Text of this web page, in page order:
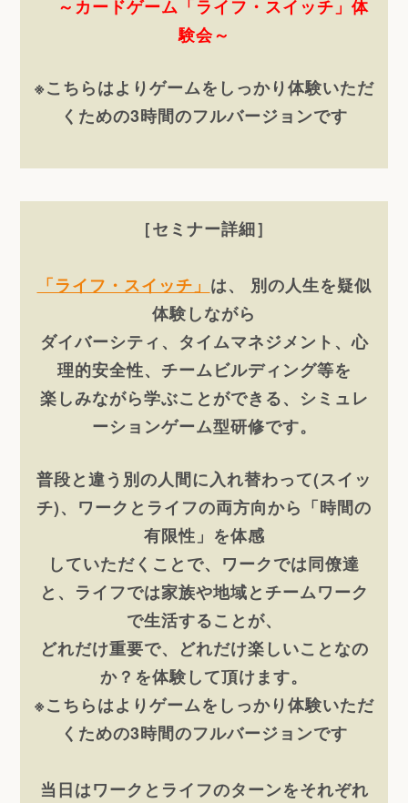
～カードゲーム「ライフ・スイッチ」体
験会～
※こちらはよりゲームをしっかり体験いただ
くための3時間のフルバージョンです
［セミナー詳細］
「ライフ・スイッチ」 は、 別の人生を疑似
体験しながら
ダイバーシティ、タイムマネジメント、心
理的安全性、チームビルディング等を
楽しみながら学ぶことができる、シミュレ
ーションゲーム型研修です。
普段と違う別の人間に入れ替わって(スイッ
チ)、ワークとライフの両方向から「時間の
有限性」を体感
していただくことで、 ワークでは同僚達
と、ライフでは家族や地域とチームワーク
で生活することが、
どれだけ重要で、どれだけ楽しいことなの
か？を体験して頂けます。
※こちらはよりゲームをしっかり体験いただ
くための3時間のフルバージョンです
当日はワークとライフのターンをそれぞれ